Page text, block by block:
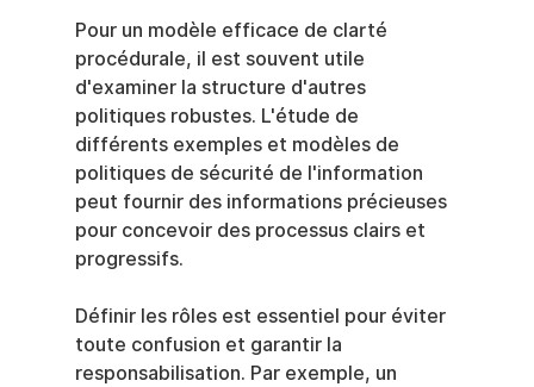
Pour un modèle efficace de clarté
procédurale, il est souvent utile
d'examiner la structure d'autres
politiques robustes. L'étude de
différents exemples et modèles de
politiques de sécurité de l'information
peut fournir des informations précieuses
pour concevoir des processus clairs et
progressifs.
Définir les rôles est essentiel pour éviter
toute confusion et garantir la
responsabilisation. Par exemple, un